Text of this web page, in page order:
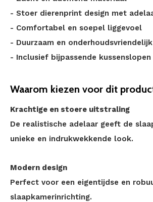
- Stoer dierenprint design met
- Comfortabel en soepel liggevoel
- Duurzaam en onderhoudsvriendelijk
- Inclusief bijpassende kussenslopen
Waarom kiezen voor dit
Krachtige en stoere uitstraling
De realistische adelaar geeft de
unieke en indrukwekkende look.
Modern design
Perfect voor een eigentijdse en
slaapkamerinrichting.